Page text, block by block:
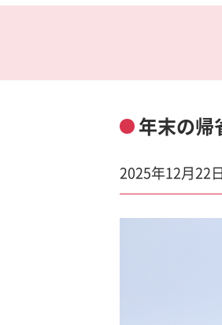
年末の帰
2025年12月22